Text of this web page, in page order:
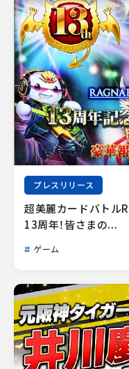
プレスリリース
超美麗カードバトル
13周年！皆さまの...
ゲーム